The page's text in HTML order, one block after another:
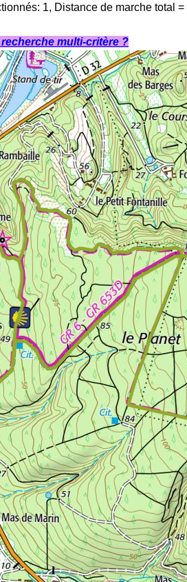
1, Distance de marche total
multi-critère ?